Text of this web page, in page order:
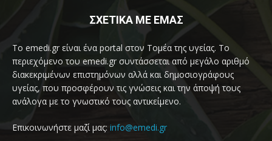
ΣΧΕΤΙΚΑ ΜΕ ΕΜΑΣ
Το emedi.gr είναι ένα portal στον Τομέα της υγείας. Το
περιεχόμενο του emedi.gr συντάσσεται από μεγάλο αριθμό
διακεκριμένων επιστημόνων αλλά και δημοσιογράφους
υγείας, που προσφέρουν τις γνώσεις και την άποψή τους
ανάλογα με το γνωστικό τους αντικείμενο.
Επικοινωνήστε μαζί μας: info@emedi.gr